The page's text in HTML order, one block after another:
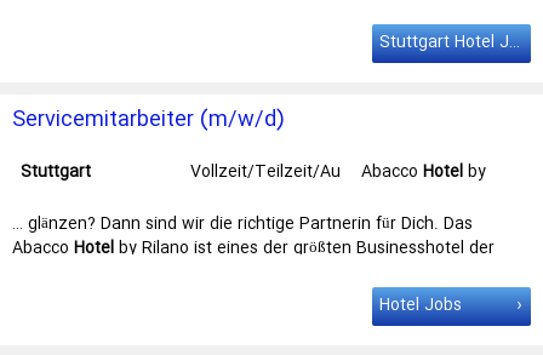
vertreten. Das
Dienstleistungsangebot umfasst die Beratung zu An- und …
Stuttgart Hotel Jobs
Servicemitarbeiter (m/w/d)
Stuttgart
Vollzeit/Teilzeit/Au
Abacco Hotelby
… glänzen? Dann sind wir die richtige Partnerin für Dich. Das
Abacco Hotelby Rilano ist eines der größten Businesshotel der
mit 13
Veranstaltungsräumen, 213 Zimmern, Pool, Sauna und Solarium. …
Hotel Jobs